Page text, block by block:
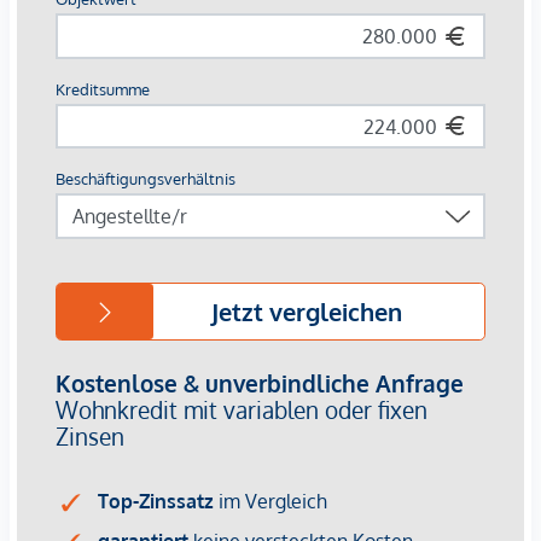
Die Mikrolage rund um den Karmelitermarkt zählt zu den
lebendigsten und charmantesten Wohngegenden der Stadt.
Nahversorgung, Gastronomie, kleinen Boutiquen und
urbaner Kultur. Cafés, Restaurants und Marktstände prägen
Die Anbindung an das öffentliche Verkehrsnetz ist
hervorragend – U-Bahn-, Straßenbahn- und Buslinien sind
Verbindung in die Innenstadt sowie in andere Stadtteile.
U-Bahn: U2 „Schottenring“ und „Taborstraße“, U4
„Schottenring“ – nur jeweils 8-10 Gehminuten entfernt
Buslinie: 5A
Straßenbahnlinie: 2
dem zu vermittelnden Dritten ein familiäres oder